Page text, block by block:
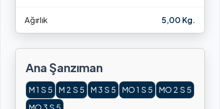
Ağırlık 5,00 Kg.
Ana Şanzıman
M 1 S 5 M 2 S 5 M 3 S 5 MO 1 S 5
MO 2 S 5